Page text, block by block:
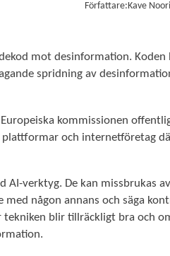
Författare: Kave Noori
mot desinformation.
spridning av
kommissionen
och internetföretag
AI-verktyg. De kan
någon annans och säga
blir tillräckligt bra